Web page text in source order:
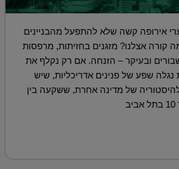
אירופה קשה שלא להתפעל מהבניינים
קורה אצלנו? מזגנים בחזיתות, מרפסות
ובעיקר – הזנחה. אם רק נקלף את
נגלה שפע של פנינים אדריכליות, שיש
של מדינה אחרת, ששקעה בין